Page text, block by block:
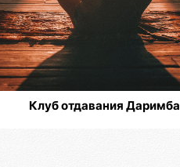
Клуб отдавания Даримба